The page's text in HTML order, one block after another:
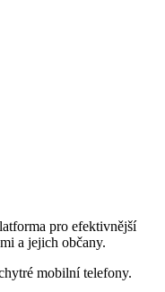
pro efektivnější
a jejich občany.
mobilní telefony.